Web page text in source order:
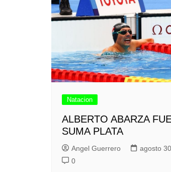
Natacion
ALBERTO ABARZA
SUMA PLATA
Angel Guerrero
agosto
0